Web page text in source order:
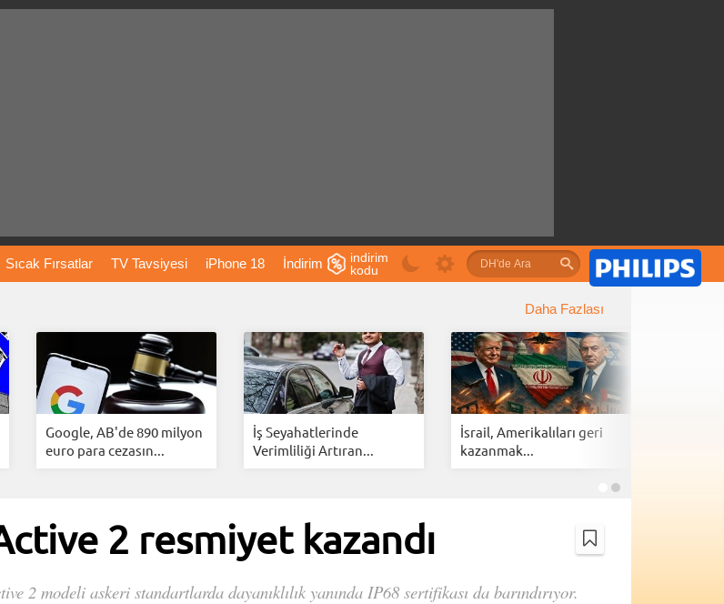
Sıcak Fırsatlar TV Tavsiyesi iPhone 18 İndirim
Filmler Bitcoin Dizi Önerileri Telefon Önerileri
İnstagram Çöktü Mü
indirim
kodu
Daha Fazlası
Google, AB'de 890 milyon
euro para cezasın...
İş Seyahatlerinde
Verimliliği Artıran...
İsrail, Amerikalıları geri
kazanmak...
2 resmiyet kazandı
2 modeli askeri standartlarda dayanıklılık yanında IP68 sertifikası da barındırıyor.